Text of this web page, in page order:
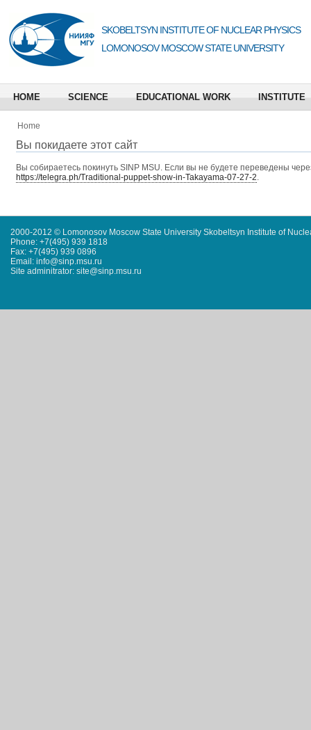
SKOBELTSYN INSTITUTE OF NUCLEAR PHYSICS
LOMONOSOV MOSCOW STATE UNIVERSITY
HOME SCIENCE EDUCATIONAL WORK INSTITUTE
Home
Вы покидаете этот сайт
Вы собираетесь покинуть SINP MSU. Если вы не будете переведены
https://telegra.ph/Traditional-puppet-show-in-Takayama-07-27-2.
2000-2012 © Lomonosov Moscow State University Skobeltsyn Institute of
Phone: +7(495) 939 1818
Fax: +7(495) 939 0896
Email: info@sinp.msu.ru
Site adminitrator: site@sinp.msu.ru